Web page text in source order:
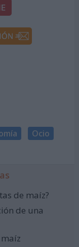
Ocio
de maíz?
de una